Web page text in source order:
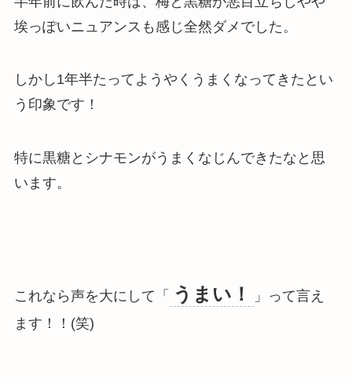
埃っぽいニュアンスも感じ全然ダメでした。
しかし1年半たってようやくうまくなってきたとい
う印象です！
特に黒糖とシナモンがうまくなじんできたなと思
います。
これなら声を大にして「 うまい！
」って言え
ます！！(笑)